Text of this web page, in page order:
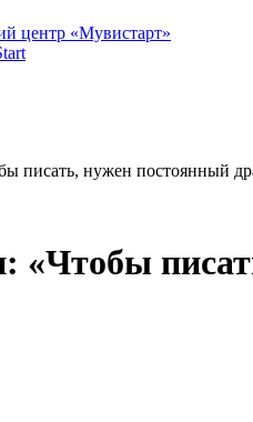
центр «Мувистарт»
писать, нужен постоянный
«Чтобы